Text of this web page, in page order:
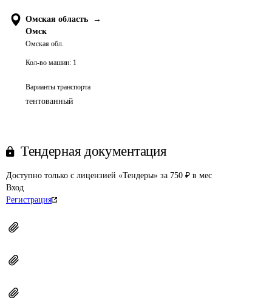
Омская область
→
Омск
Омская обл.
Кол-во машин: 1
Варианты транспорта
тентованный
Тендерная документация
Доступно только с лицензией «Тендеры» за 750 ₽ в мес
Вход
Регистрация